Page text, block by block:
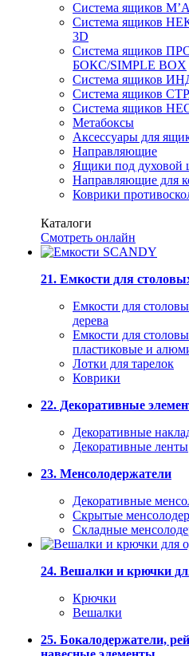
Система ящиков
Система ящиков
3D
Система ящиков
БОКС/SIMPLE BOX
Система ящиков
Система ящиков
Система ящиков
Метабоксы
Аксессуары для
Направляющие
Ящики под духовой
Направляющие для
Коврики
Каталоги
Смотреть онлайн
21. Емкости для
Емкости для
дерева
Емкости для
пластиковые и
Лотки для тарелок
Коврики
22. Декоративные
Декоративные
Декоративные ленты
23. Менсолодержатели
Декоративные
Скрытые
Складные
24. Вешалки и крючки
Крючки
Вешалки
25. Бокалодержатели,